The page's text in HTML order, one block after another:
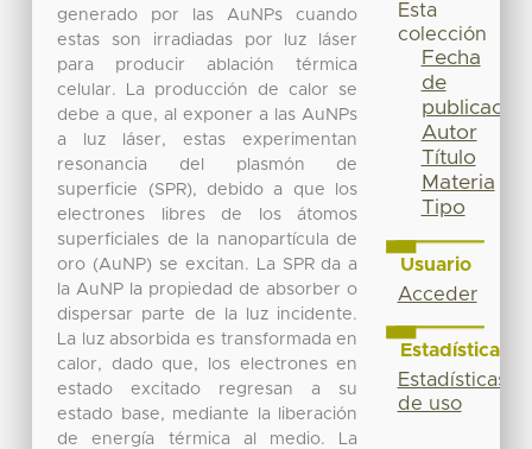
generado por las AuNPs cuando
estas son irradiadas por luz láser
para producir ablación térmica
celular. La producción de calor se
debe a que, al exponer a las AuNPs
a luz láser, estas experimentan
resonancia del plasmón de
superficie (SPR), debido a que los
electrones libres de los átomos
superficiales de la nanopartícula de
oro (AuNP) se excitan. La SPR da a
la AuNP la propiedad de absorber o
dispersar parte de la luz incidente.
La luz absorbida es transformada en
calor, dado que, los electrones en
estado excitado regresan a su
estado base, mediante la liberación
de energía térmica al medio. La
Esta
colección
Fecha
de
publicación
Autor
Título
Materia
Tipo
Usuario
Acceder
Estadísticas
Estadísticas
de uso